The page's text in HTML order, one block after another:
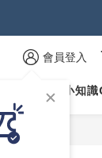
會員登入
✍愛車小知